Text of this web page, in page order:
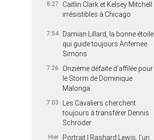
8:27
Caitlin Clark et Kelsey Mitchell
irrésistibles à Chicago
7:54
Damian Lillard, la bonne étoile
qui guide toujours Anfernee
Simons
7:26
Onzième défaite d’affilée pour
le Storm de Dominique
Malonga
7:03
Les Cavaliers cherchent
toujours à transférer Dennis
Schröder
Hier
Portrait | Rashard Lewis, l’un